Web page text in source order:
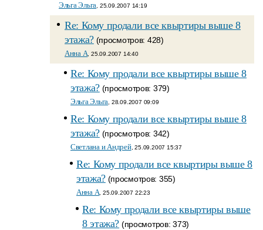
Эльга Эльга , 25.09.2007 14:19
Re: Кому продали все квыртиры выше 8
этажа?(просмотров: 428)
Анна A , 25.09.2007 14:40
Re: Кому продали все квыртиры выше 8
этажа?(просмотров: 379)
Эльга Эльга , 28.09.2007 09:09
Re: Кому продали все квыртиры выше 8
этажа?(просмотров: 342)
Светлана и Андрей, 25.09.2007 15:37
Re: Кому продали все квыртиры выше 8
этажа?(просмотров: 355)
Анна A , 25.09.2007 22:23
Re: Кому продали все квыртиры выше
8 этажа? (просмотров: 373)